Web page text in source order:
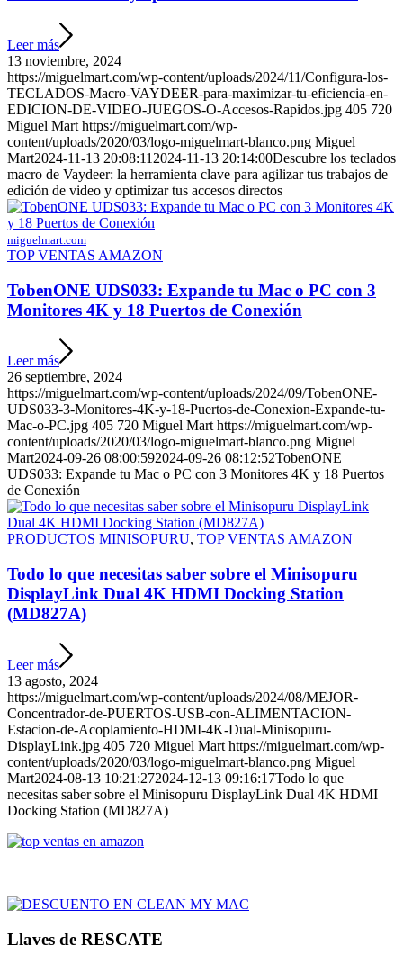
Leer más
13 noviembre, 2024
https://miguelmart.com/wp-content/uploads/2024/11/Configura-los-
TECLADOS-Macro-VAYDEER-para-maximizar-tu-eficiencia-en-
EDICION-DE-VIDEO-JUEGOS-O-Accesos-Rapidos.jpg 405 720
Miguel Mart https://miguelmart.com/wp-
content/uploads/2020/03/logo-miguelmart-blanco.png Miguel
Mart2024-11-13 20:08:11 2024-11-13 20:14:00Descubre los teclados
macro de Vaydeer: la herramienta clave para agilizar tus trabajos de
edición de video y optimizar tus accesos directos
miguelmart.com
TOP VENTAS AMAZON
TobenONE UDS033: Expande tu Mac o PC con 3
Monitores 4K y 18 Puertos de Conexión
Leer más
26 septiembre, 2024
https://miguelmart.com/wp-content/uploads/2024/09/TobenONE-
UDS033-3-Monitores-4K-y-18-Puertos-de-Conexion-Expande-tu-
Mac-o-PC.jpg 405 720 Miguel Mart https://miguelmart.com/wp-
content/uploads/2020/03/logo-miguelmart-blanco.png Miguel
Mart2024-09-26 08:00:592024-09-26 08:12:52TobenONE
UDS033: Expande tu Mac o PC con 3 Monitores 4K y 18 Puertos
de Conexión
PRODUCTOS MINISOPURU, TOP VENTAS AMAZON
Todo lo que necesitas saber sobre el Minisopuru
DisplayLink Dual 4K HDMI Docking Station
(MD827A)
Leer más
13 agosto, 2024
https://miguelmart.com/wp-content/uploads/2024/08/MEJOR-
Concentrador-de-PUERTOS-USB-con-ALIMENTACION-
Estacion-de-Acoplamiento-HDMI-4K-Dual-Minisopuru-
DisplayLink.jpg 405 720 Miguel Mart https://miguelmart.com/wp-
content/uploads/2020/03/logo-miguelmart-blanco.png Miguel
Mart2024-08-13 10:21:272024-12-13 09:16:17Todo lo que
necesitas saber sobre el Minisopuru DisplayLink Dual 4K HDMI
Docking Station (MD827A)
Llaves de RESCATE